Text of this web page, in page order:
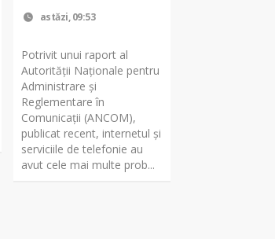
astăzi, 09:53
Potrivit unui raport al
Autorității Naționale pentru
Administrare și
Reglementare în
Comunicații (ANCOM),
publicat recent, internetul și
serviciile de telefonie au
avut cele mai multe prob...